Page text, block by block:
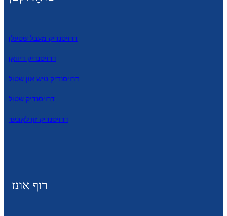
דרויסנדיק מעבל שטעלן
דרויסנדיק דיוואַן
דרויסנדיק טיש און שטול
דרויסנדיק שטול
דרויסנדיק זון לאָונער
רוף אונז